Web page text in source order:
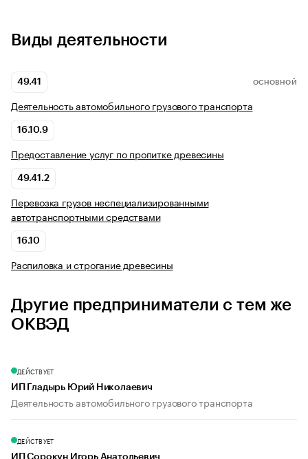
Виды деятельности
49.41 ОСНОВНОЙ
Деятельность автомобильного грузового транспорта
16.10.9
Предоставление услуг по пропитке древесины
49.41.2
Перевозка грузов неспециализированными
автотранспортными средствами
16.10
Распиловка и строгание древесины
Другие предприниматели с тем же
ОКВЭД
ДЕЙСТВУЕТ
ИП Гладырь Юрий Николаевич
Деятельность автомобильного грузового транспорта
ДЕЙСТВУЕТ